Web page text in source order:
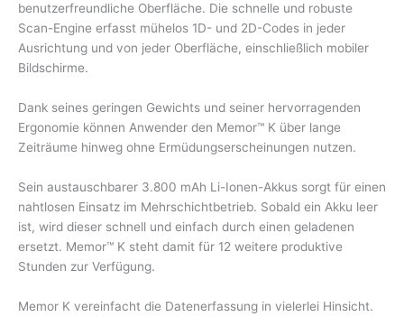
benutzerfreundliche Oberfläche. Die schnelle und robuste
Scan-Engine erfasst mühelos 1D- und 2D-Codes in jeder
Ausrichtung und von jeder Oberfläche, einschließlich mobiler
Bildschirme.
Dank seines geringen Gewichts und seiner hervorragenden
Ergonomie können Anwender den Memor™ K über lange
Zeiträume hinweg ohne Ermüdungserscheinungen nutzen.
Sein austauschbarer 3.800 mAh Li-Ionen-Akkus sorgt für einen
nahtlosen Einsatz im Mehrschichtbetrieb. Sobald ein Akku leer
ist, wird dieser schnell und einfach durch einen geladenen
ersetzt. Memor™ K steht damit für 12 weitere produktive
Stunden zur Verfügung.
Memor K vereinfacht die Datenerfassung in vielerlei Hinsicht.